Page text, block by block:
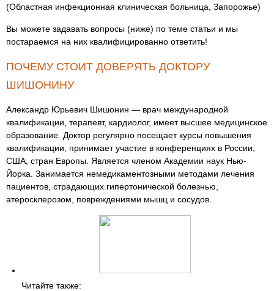
(Областная инфекционная клиническая больница, Запорожье)
Вы можете задавать вопросы (ниже) по теме статьи и мы
постараемся на них квалифицированно ответить!
ПОЧЕМУ СТОИТ ДОВЕРЯТЬ ДОКТОРУ
ШИШОНИНУ
Александр Юрьевич Шишонин — врач международной
квалификации, терапевт, кардиолог, имеет высшее медицинское
образование. Доктор регулярно посещает курсы повышения
квалификации, принимает участие в конференциях в России,
США, стран Европы. Является членом Академии наук Нью-
Йорка. Занимается немедикаментозными методами лечения
пациентов, страдающих гипертонической болезнью,
атеросклерозом, повреждениями мышц и сосудов.
Читайте также: